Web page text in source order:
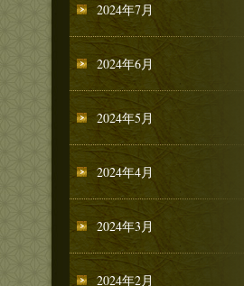
2024年7月
2024年6月
2024年5月
2024年4月
2024年3月
2024年2月